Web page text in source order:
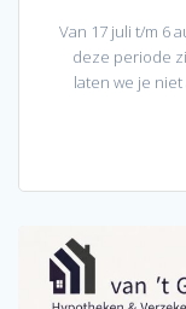
Van 17 juli t/m 6
deze periode
laten we je